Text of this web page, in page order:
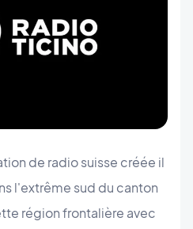
de radio suisse créée il
l'extrême sud du canton
région frontalière avec